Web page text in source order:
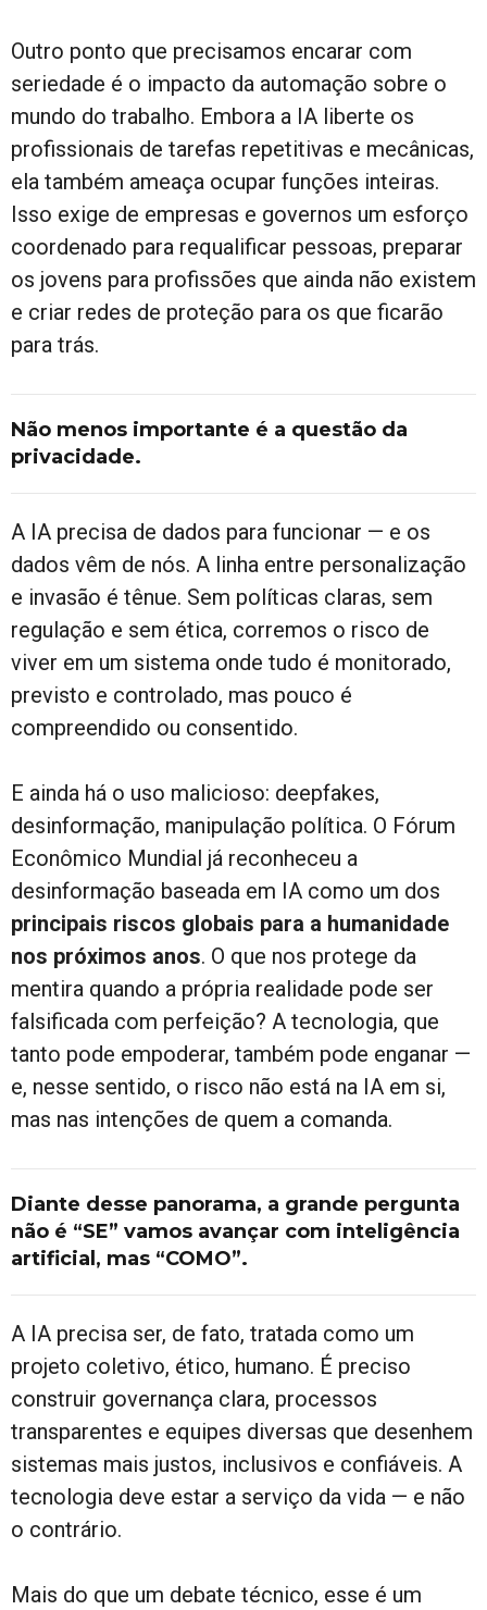
Outro ponto que precisamos encarar com
seriedade é o impacto da automação sobre o
mundo do trabalho. Embora a IA liberte os
profissionais de tarefas repetitivas e mecânicas,
ela também ameaça ocupar funções inteiras.
Isso exige de empresas e governos um esforço
coordenado para requalificar pessoas, preparar
os jovens para profissões que ainda não existem
e criar redes de proteção para os que ficarão
para trás.
Não menos importante é a questão da
privacidade.
A IA precisa de dados para funcionar — e os
dados vêm de nós. A linha entre personalização
e invasão é tênue. Sem políticas claras, sem
regulação e sem ética, corremos o risco de
viver em um sistema onde tudo é monitorado,
previsto e controlado, mas pouco é
compreendido ou consentido.
E ainda há o uso malicioso: deepfakes,
desinformação, manipulação política. O Fórum
Econômico Mundial já reconheceu a
desinformação baseada em IA como um dos
principais riscos globais para a humanidade
nos próximos anos. O que nos protege da
mentira quando a própria realidade pode ser
falsificada com perfeição? A tecnologia, que
tanto pode empoderar, também pode enganar —
e, nesse sentido, o risco não está na IA em si,
mas nas intenções de quem a comanda.
Diante desse panorama, a grande pergunta
não é “SE” vamos avançar com inteligência
artificial, mas “COMO”.
A IA precisa ser, de fato, tratada como um
projeto coletivo, ético, humano. É preciso
construir governança clara, processos
transparentes e equipes diversas que desenhem
sistemas mais justos, inclusivos e confiáveis. A
tecnologia deve estar a serviço da vida — e não
o contrário.
Mais do que um debate técnico, esse é um